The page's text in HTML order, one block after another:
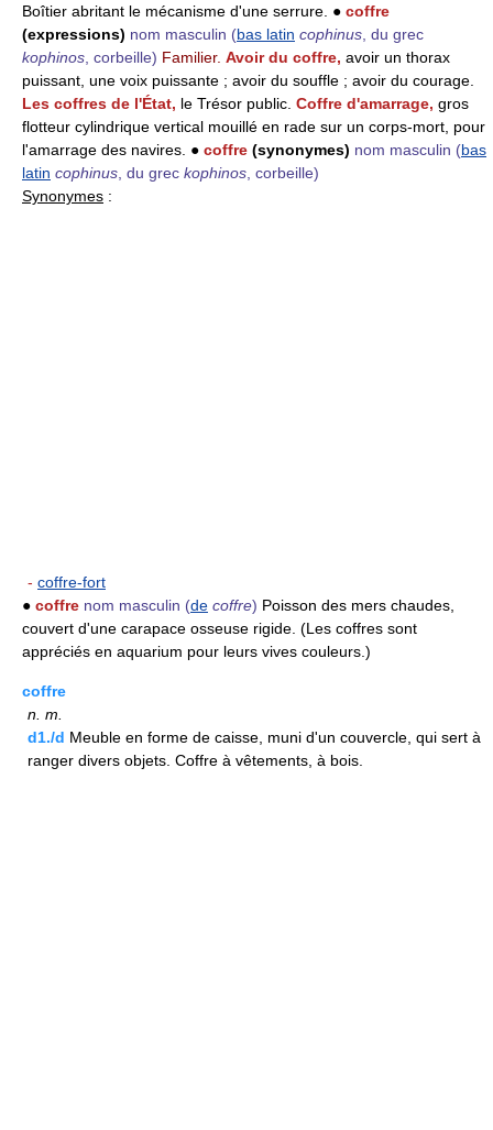
Boîtier abritant le mécanisme d'une serrure. ● coffre
(expressions) nom masculin (bas latin cophinus , du grec
kophinos , corbeille) Familier. Avoir du coffre, avoir un thorax
puissant, une voix puissante ; avoir du souffle ; avoir du courage.
Les coffres de l'État, le Trésor public. Coffre d'amarrage, gros
flotteur cylindrique vertical mouillé en rade sur un corps-mort, pour
l'amarrage des navires. ● coffre (synonymes) nom masculin (bas
latin cophinus , du grec kophinos , corbeille)
Synonymes :
- coffre-fort
● coffre nom masculin (de coffre) Poisson des mers chaudes,
couvert d'une carapace osseuse rigide. (Les coffres sont
appréciés en aquarium pour leurs vives couleurs.)
coffre
n. m.
d1./d Meuble en forme de caisse, muni d'un couvercle, qui sert à
ranger divers objets. Coffre à vêtements, à bois.